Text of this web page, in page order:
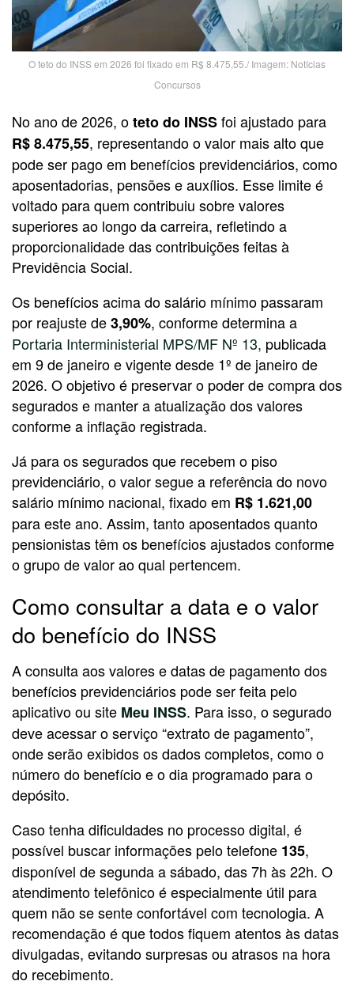
O teto do INSS em 2026 foi fixado em R$ 8.475,55./ Imagem: Notícias
Concursos
No ano de 2026, oteto do INSSfoi ajustado para
R$ 8.475,55, representando o valor mais alto que
pode ser pago em benefícios previdenciários, como
aposentadorias, pensões e auxílios. Esse limite é
voltado para quem contribuiu sobre valores
superiores ao longo da carreira, refletindo a
proporcionalidade das contribuições feitas à
Previdência Social.
Os benefícios acima do salário mínimo passaram
por reajuste de3,90%, conforme determina a
Portaria Interministerial MPS/MF Nº 13, publicada
em 9 de janeiro e vigente desde 1º de janeiro de
2026. O objetivo é preservar o poder de compra dos
segurados e manter a atualização dos valores
conforme a inflação registrada.
Já para os segurados que recebem o piso
previdenciário, o valor segue a referência do novo
salário mínimo nacional, fixado em R$ 1.621,00
para este ano. Assim, tanto aposentados quanto
pensionistas têm os benefícios ajustados conforme
o grupo de valor ao qual pertencem.
Como consultar a data e o valor
do benefício do INSS
A consulta aos valores e datas de pagamento dos
benefícios previdenciários pode ser feita pelo
aplicativo ou site Meu INSS. Para isso, o segurado
deve acessar o serviço “extrato de pagamento”,
onde serão exibidos os dados completos, como o
número do benefício e o dia programado para o
depósito.
Caso tenha dificuldades no processo digital, é
possível buscar informações pelo telefone 135,
disponível de segunda a sábado, das 7h às 22h. O
atendimento telefônico é especialmente útil para
quem não se sente confortável com tecnologia. A
recomendação é que todos fiquem atentos às datas
divulgadas, evitando surpresas ou atrasos na hora
do recebimento.